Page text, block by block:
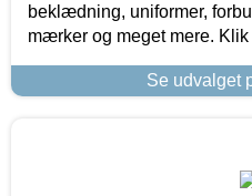
beklædning, uniformer,
mærker og meget mere.
Se udvalget